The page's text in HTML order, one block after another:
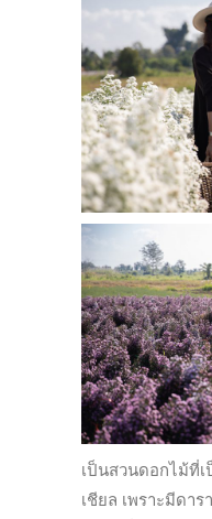
เป็นสวนดอกไม้ที่
เชียล เพราะมีดา